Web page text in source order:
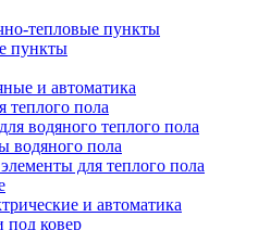
тепловые пункты
пункты
и автоматика
теплого пола
водяного теплого пола
водяного пола
для теплого пола
и автоматика
под ковер